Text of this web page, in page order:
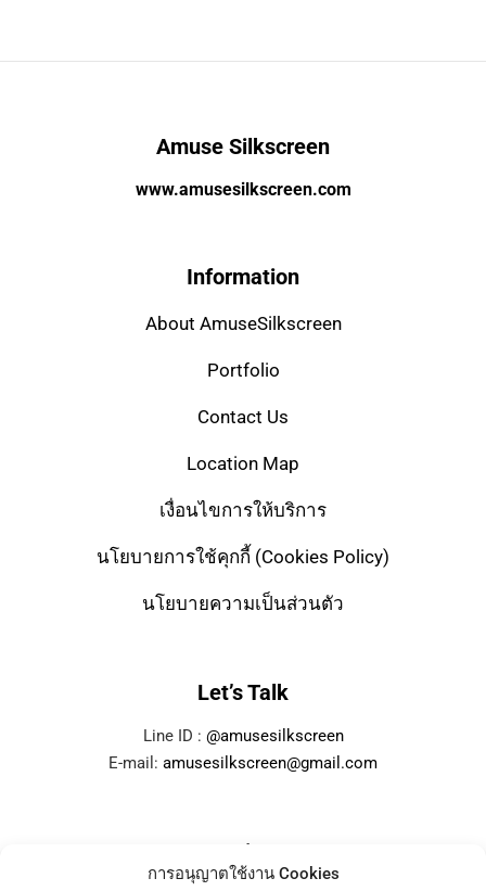
การอนุญาตใช้งาน Cookies
Amuse Silkscreen
www.amusesilkscreen.com
Information
About AmuseSilkscreen
Portfolio
Contact Us
Location Map
เงื่อนไขการให้บริการ
นโยบายการใช้คุกกี้ (Cookies Policy)
นโยบายความเป็นส่วนตัว
Let’s Talk
Line ID : @amusesilkscreen
E-mail: amusesilkscreen@gmail.com
Services